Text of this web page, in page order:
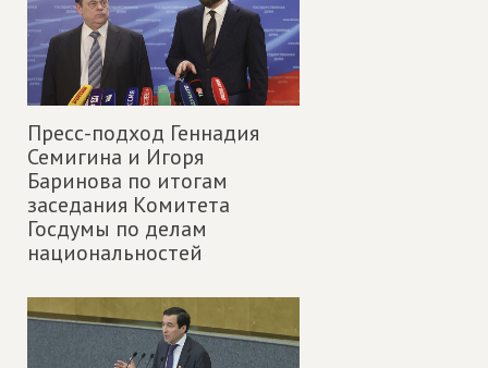
Пресс-подход Геннадия
Семигина и Игоря
Баринова по итогам
заседания Комитета
Госдумы по делам
национальностей